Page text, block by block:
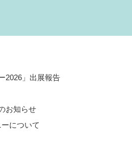
2026」出展報告
お知らせ
について